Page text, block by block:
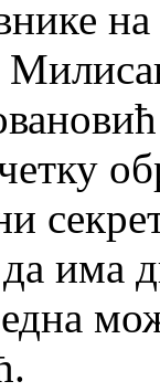
има